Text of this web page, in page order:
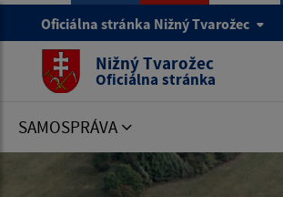
Oficiálna stránka Nižný Tvarožec
Nižný Tvarožec
Oficiálna stránka
SAMOSPRÁVA